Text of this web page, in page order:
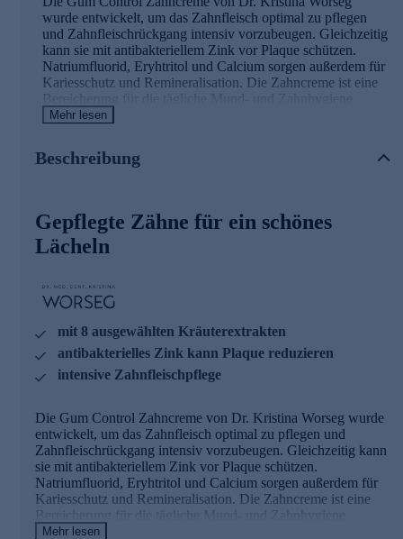
wurde entwickelt, um das Zahnfleisch optimal zu pflegen
und Zahnfleischrückgang intensiv vorzubeugen. Gleichzeitig
kann sie mit antibakteriellem Zink vor Plaque schützen.
Natriumfluorid, Eryhtritol und Calcium sorgen außerdem für
Kariesschutz und Remineralisation. Die Zahncreme ist eine
Bereicherung für die tägliche Mund- und Zahnhygiene.
Kariesprophylaxe
E &
B6
Antibakterielles Zink reduziert Plaque, Zahnstein und
Natriumfluorid, Eryhtritol und Calcium sorgen für
Kariesschutz und Remineralisation
Jetzt online für die tägliche Zahnreinigung bestellen.
Mehr lesen
Beschreibung
Gepflegte Zähne für ein schönes
Lächeln
mit 8 ausgewählten Kräuterextrakten
antibakterielles Zink kann Plaque reduzieren
intensive Zahnfleischpflege
Die Gum Control Zahncreme von Dr. Kristina Worseg wurde
entwickelt, um das Zahnfleisch optimal zu pflegen und
Zahnfleischrückgang intensiv vorzubeugen. Gleichzeitig kann
sie mit antibakteriellem Zink vor Plaque schützen.
Natriumfluorid, Eryhtritol und Calcium sorgen außerdem für
Kariesschutz und Remineralisation. Die Zahncreme ist eine
Bereicherung für die tägliche Mund- und Zahnhygiene.
Mehr lesen